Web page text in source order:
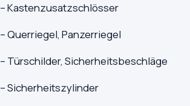
– Kastenzusatzschlösser
– Querriegel, Panzerriegel
– Türschilder, Sicherheitsbeschläge
– Sicherheitszylinder